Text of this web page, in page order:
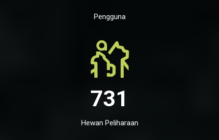
Pengguna
731
Hewan Peliharaan